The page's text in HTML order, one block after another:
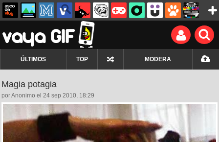
ÚLTIMOS TOP MODERA
Magia potagia
por Anonimo el 24 sep 2010, 18:29